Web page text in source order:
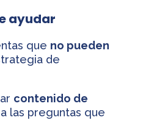
ayudar
que no pueden
de
contenido de
las preguntas que